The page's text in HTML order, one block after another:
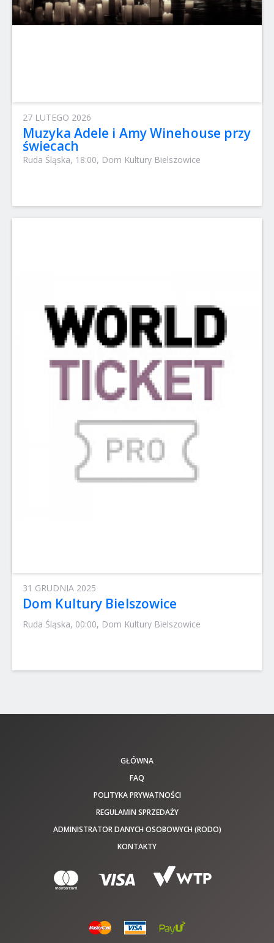
27 LUTEGO 2026
Muzyka Adele i Amy Winehouse przy
świecach
Ruda Śląska, 18:00, Dom Kultury Bielszowice
31 GRUDNIA 2025
Dom Kultury Bielszowice
Ruda Śląska, 00:00, Dom Kultury Bielszowice
GŁÓWNA
FAQ
POLITYKA PRYWATNOŚCI
REGULAMIN SPRZEDAŻY
ADMINISTRATOR DANYCH OSOBOWYCH (RODO)
KONTAKTY